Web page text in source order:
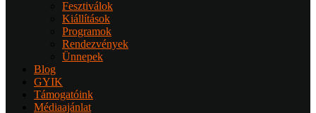
Fesztiválok
Kiállítások
Programok
Rendezvények
Ünnepek
Blog
GYIK
Támogatóink
Médiaajánlat